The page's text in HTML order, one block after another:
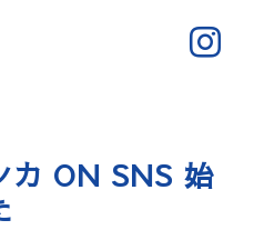
カ ON SNS 始